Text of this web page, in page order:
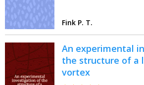
wings. P. 3
Fink P. T.
An experimental
the structure of a
vortex